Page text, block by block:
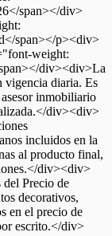
span></div>
span></p><div>
weight:
div><div>La
vigencia diaria. Es
inmobiliario
div><div>
incluidos en la
al producto final,
div><div>
Precio de
decorativos,
en el precio de
escrito.</div>